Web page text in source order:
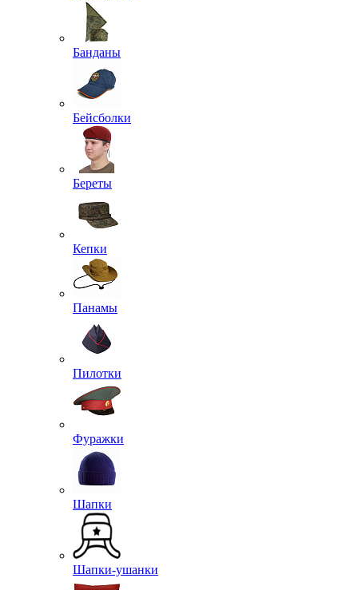
Банданы
Бейсболки
Береты
Кепки
Панамы
Пилотки
Фуражки
Шапки
Шапки-ушанки